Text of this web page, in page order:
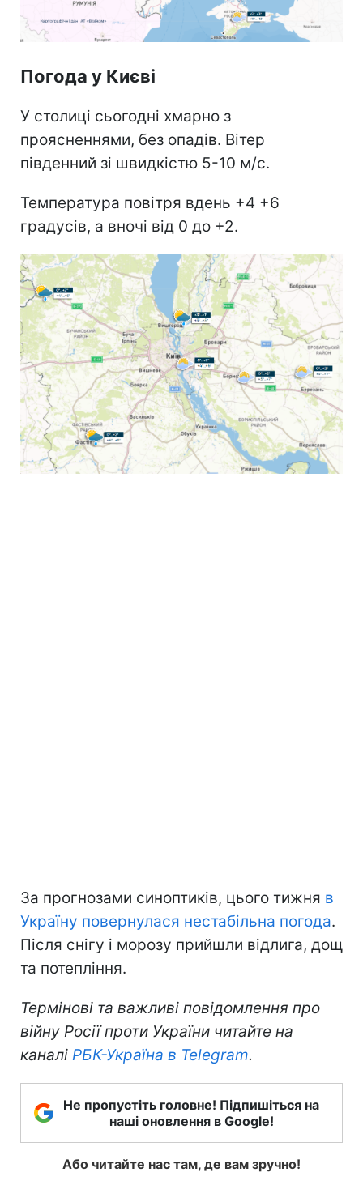
Погода у Києві
У столиці сьогодні хмарно з
проясненнями, без опадів. Вітер
південний зі швидкістю 5-10 м/с.
Температура повітря вдень +4 +6
градусів, а вночі від 0 до +2.
За прогнозами синоптиків, цього тижня в
Україну повернулася нестабільна погода.
Після снігу і морозу прийшли відлига, дощ
та потепління.
Термінові та важливі повідомлення про
війну Росії проти України читайте на
каналі РБК-Україна в Telegram.
Не пропустіть головне! Підпишіться на
наші оновлення в Google!
Або читайте нас там, де вам зручно!